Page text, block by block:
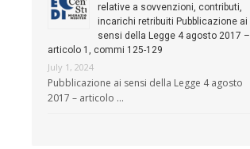
relative a sovvenzioni, contributi,
incarichi retribuiti Pubblicazione ai
sensi della Legge 4 agosto 2017 –
articolo 1, commi 125-129
July 1, 2024
Pubblicazione ai sensi della Legge 4 agosto
2017 – articolo …